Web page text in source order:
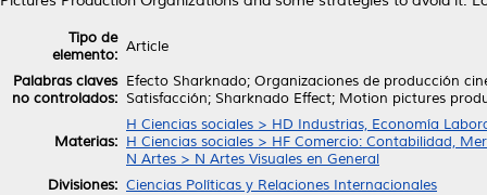
Tipo de
elemento: Article
Palabras claves
no controlados:
Efecto Sharknado; Organizaciones de producción
Satisfacción; Sharknado Effect; Motion pictures
Materias:
H Ciencias sociales > HD Industrias, Economía
H Ciencias sociales > HF Comercio: Contabilidad,
N Artes > N Artes Visuales en General
Divisiones: Ciencias Políticas y Relaciones Internacionales